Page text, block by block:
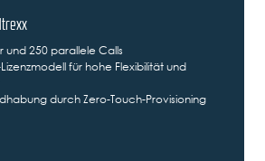
und 250 parallele Calls
für hohe Flexibilität und
durch Zero-Touch-Provisioning